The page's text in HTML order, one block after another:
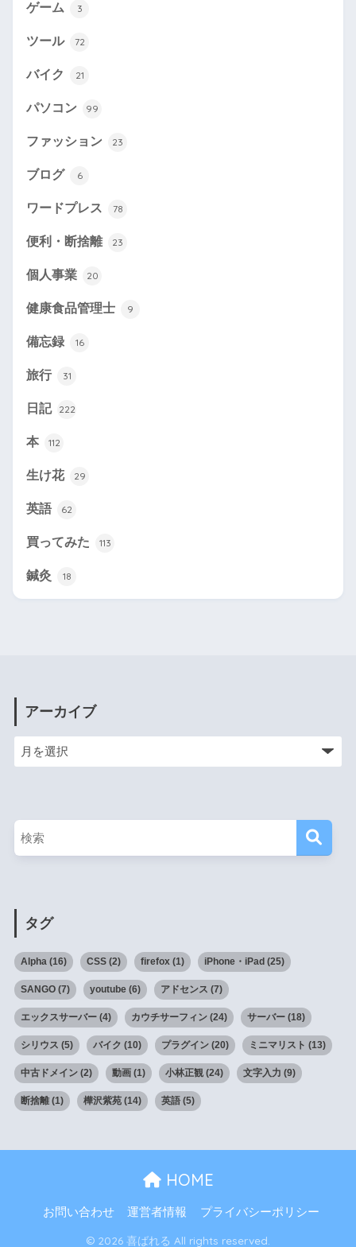
ゲーム 3
ツール 72
バイク 21
パソコン 99
ファッション 23
ブログ 6
ワードプレス 78
便利・断捨離 23
個人事業 20
健康食品管理士 9
備忘録 16
旅行 31
日記 222
本 112
生け花 29
英語 62
買ってみた 113
鍼灸 18
アーカイブ
タグ
Alpha (16) CSS(2) firefox (1) iPhone・iPad(25)
SANGO(7) youtube(6) アドセンス (7)
エックスサーバー(4) カウチサーフィン(24) サーバー(18)
シリウス (5) バイク (10) プラグイン(20) ミニマリスト (13)
中古ドメイン(2) 動画(1) 小林正観(24) 文字入力 (9)
断捨離(1) 樺沢紫苑(14) 英語(5)
HOME
お問い合わせ 運営者情報 プライバシーポリシー
© 2026 喜ばれる All rights reserved.